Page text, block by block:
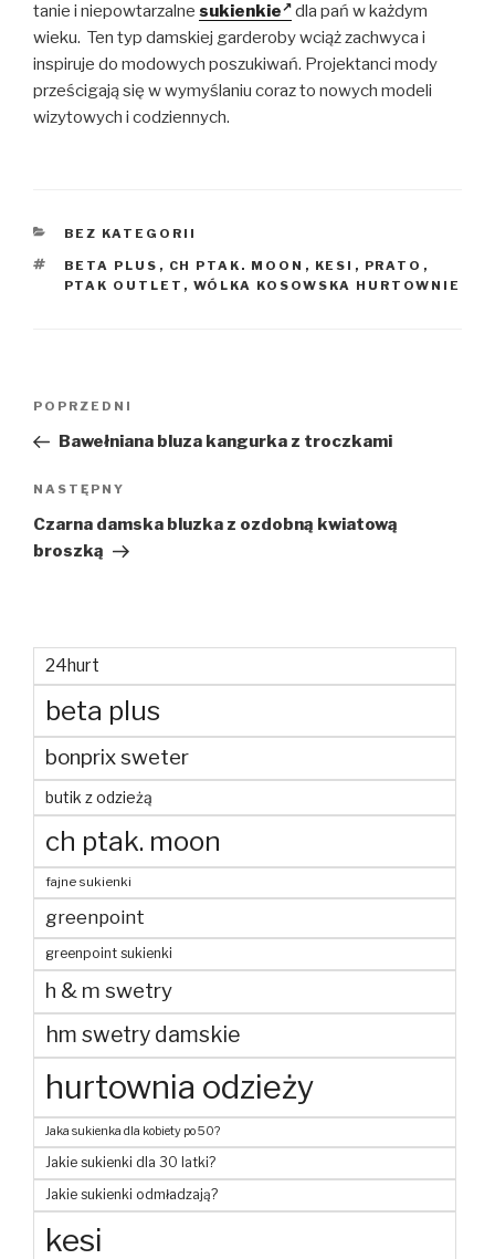
tanie i niepowtarzalne sukienkie
dla pań w każdym
wieku. Ten typ damskiej garderoby wciąż zachwyca i
inspiruje do modowych poszukiwań. Projektanci mody
prześcigają się w wymyślaniu coraz to nowych modeli
wizytowych i codziennych.
KATEGORIE
BEZ KATEGORII
TAGI
BETA PLUS , CH PTAK. MOON , KESI , PRATO ,
PTAK OUTLET , WÓLKA KOSOWSKA HURTOWNIE
Poprzedni
wpis
POPRZEDNI
Bawełniana bluza kangurka z troczkami
Następny
wpis
NASTĘPNY
Czarna damska bluzka z ozdobną kwiatową
broszką
24hurt
beta plus
bonprix sweter
butik z odzieżą
ch ptak. moon
fajne sukienki
greenpoint
greenpoint sukienki
h & m swetry
hm swetry damskie
hurtownia odzieży
Jaka sukienka dla kobiety po 50?
Jakie sukienki dla 30 latki?
Jakie sukienki odmładzają?
kesi